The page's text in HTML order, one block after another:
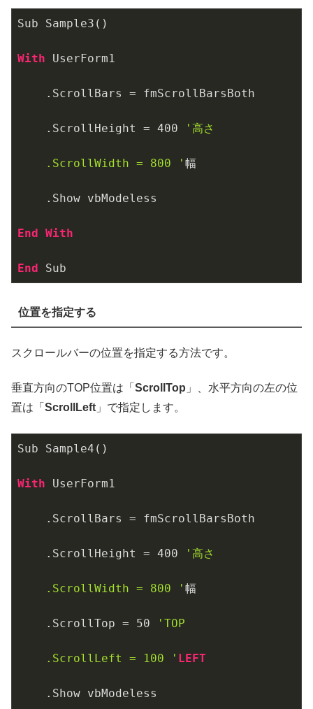
Sub Sample3()
With UserForm1
    .ScrollHeight =
400 '高さ
    .ScrollWidth = 800 '
幅
End With
End Sub
位置を指定する
スクロールバーの位置を指定する方法です。
垂直方向のTOP位置は「 ScrollTop 」、水平方向の左の位
置は「 ScrollLeft 」で指定します。
Sub Sample4()
With UserForm1
    .ScrollHeight =
400 '高さ
    .ScrollWidth = 800 '
幅
    .ScrollTop =
50 'TOP
    .ScrollLeft = 100 '
LEFT